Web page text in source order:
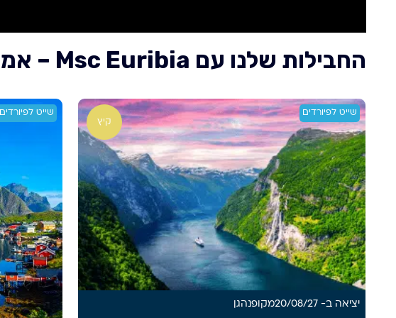
החבילות שלנו עם Msc Euribia – אמ.אס.סי יוריביה
שייט לפיורדים
קיץ
יציאה ב- 20/08/27 מקופנהגן
שייט לפיורדים